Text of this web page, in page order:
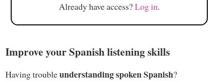
Already have access?Log in.
Improve your Spanish listening skills
Having troubleunderstanding spoken Spanish?